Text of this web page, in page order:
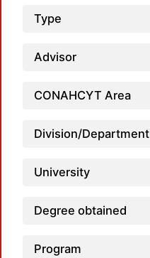
Type
Advisor
CONAHCYT Area
Division/Department
University
Degree obtained
Program